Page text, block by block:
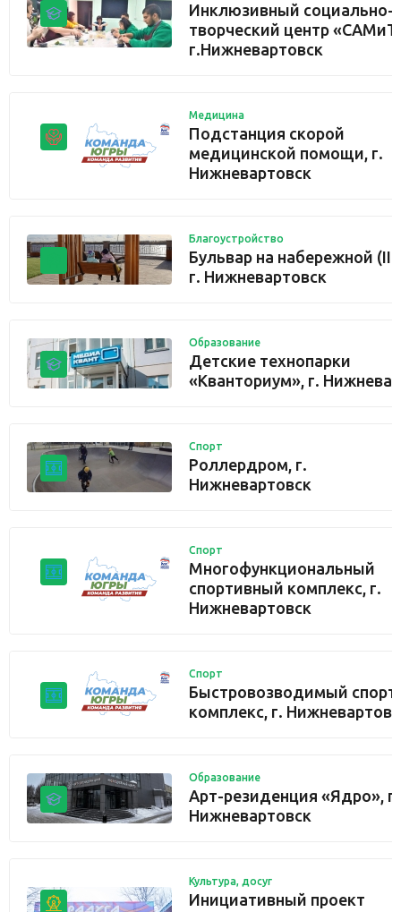
Инклюзивный социально-
творческий центр
г.Нижневартовск
Медицина
Подстанция скорой
медицинской помощи, г.
Нижневартовск
Благоустройство
Бульвар на набережной (III
г. Нижневартовск
Образование
Детские технопарки
«Кванториум», г.
Спорт
Роллердром, г.
Нижневартовск
Спорт
Многофункциональный
спортивный комплекс, г.
Нижневартовск
Спорт
Быстровозводимый
комплекс, г.
Образование
Арт-резиденция «Ядро», г.
Нижневартовск
Культура, досуг
Инициативный проект